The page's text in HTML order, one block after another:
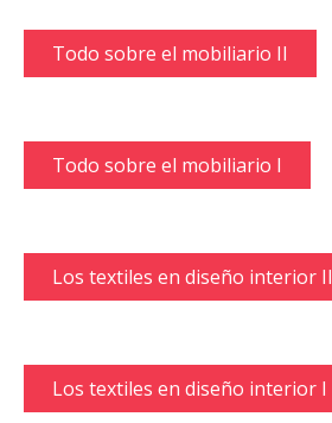
Todo sobre el mobiliario II
Todo sobre el mobiliario I
Los textiles en diseño interior II
Los textiles en diseño interior I